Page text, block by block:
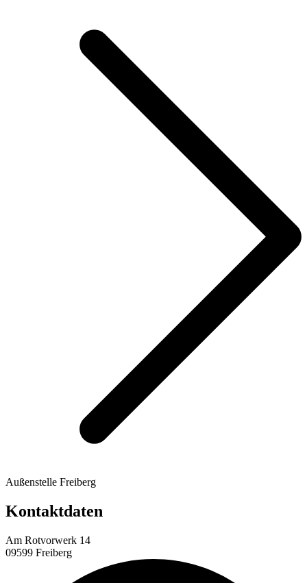
Außenstelle Freiberg
Kontaktdaten
Am Rotvorwerk 14
09599 Freiberg